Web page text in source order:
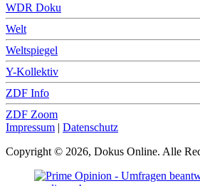
WDR Doku
Welt
Weltspiegel
Y-Kollektiv
ZDF Info
ZDF Zoom
Impressum | Datenschutz
Copyright © 2026, Dokus Online. Alle